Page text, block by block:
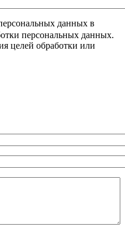
данных в
персональных данных.
целей обработки или